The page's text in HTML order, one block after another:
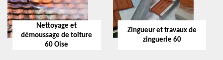
Nettoyage et
démoussage de toiture
60 Oise
Zingueur et travaux de
zinguerie 60